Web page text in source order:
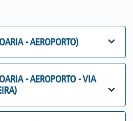
- AEROPORTO)
- AEROPORTO - VIA